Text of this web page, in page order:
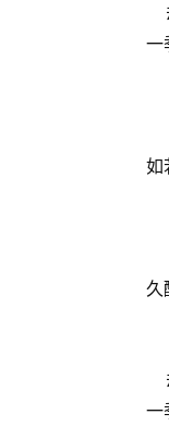
一
如
久
一